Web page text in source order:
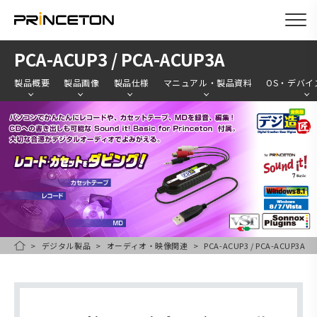
コ
ン
ツ
移
動
PCA-ACUP3 / PCA-ACUP3A
製品概要 製品画像 製品仕様 マニュアル・製品資料 OS・デバイ
HOMEデジタル製品 オーディオ・映像関連 PCA-ACUP3 / PCA-ACUP3A